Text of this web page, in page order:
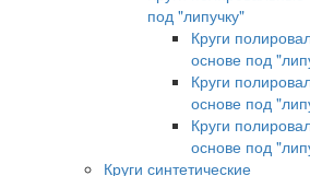
под "липучку"
Круги
основе под
Круги
основе под
Круги
основе под
Круги синтетические